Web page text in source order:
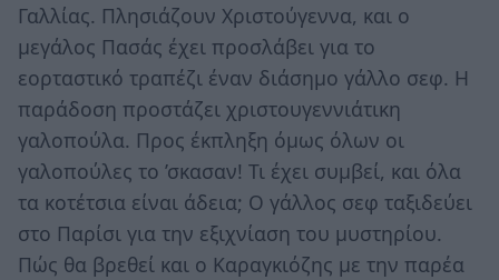
Γαλλίας. Πλησιάζουν Χριστούγεννα, και ο
μεγάλος Πασάς έχει προσλάβει για το
εορταστικό τραπέζι έναν διάσημο γάλλο σεφ. Η
παράδοση προστάζει χριστουγεννιάτικη
γαλοπούλα. Προς έκπληξη όμως όλων οι
γαλοπούλες το ’σκασαν! Τι έχει συμβεί, και όλα
τα κοτέτσια είναι άδεια; Ο γάλλος σεφ ταξιδεύει
στο Παρίσι για την εξιχνίαση του μυστηρίου.
Πώς θα βρεθεί και ο Καραγκιόζης με την παρέα